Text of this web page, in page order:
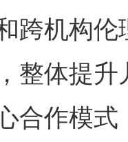
跨机构
整体提
合作模